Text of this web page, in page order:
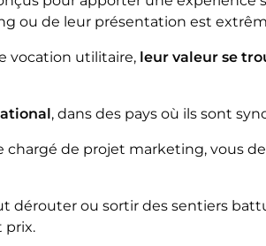
ou de leur présentation est
vocation utilitaire, leur valeur se
, dans des pays où ils sont
chargé de projet marketing, vous
dérouter ou sortir des sentiers
prix.